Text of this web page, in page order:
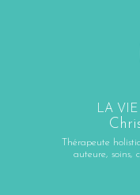
LA
Thérapeute
auteure, soins,